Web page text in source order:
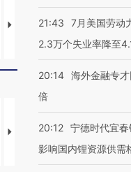
马航飞行员跨国走私7万
粒摇头丸 尿检体内含3种
视
度
育
【推广】走进第四届链博
会，让数智科技“链”接产
【
21:43
7月美国劳动
2.3万个失业率降至
20:14 海外金融专
倍
20:12 宁德时代宜
影响国内锂资源供需